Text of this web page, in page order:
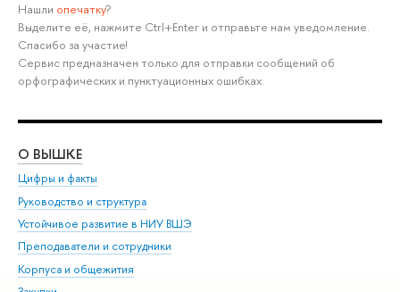
Нашли опечатку?
Выделите её, нажмите Ctrl+Enter и отправьте нам уведомление.
Спасибо за участие!
Сервис предназначен только для отправки сообщений об
орфографических и пунктуационных ошибках.
О ВЫШКЕ
Цифры и факты
Руководство и структура
Устойчивое развитие в НИУ ВШЭ
Преподаватели и сотрудники
Корпуса и общежития